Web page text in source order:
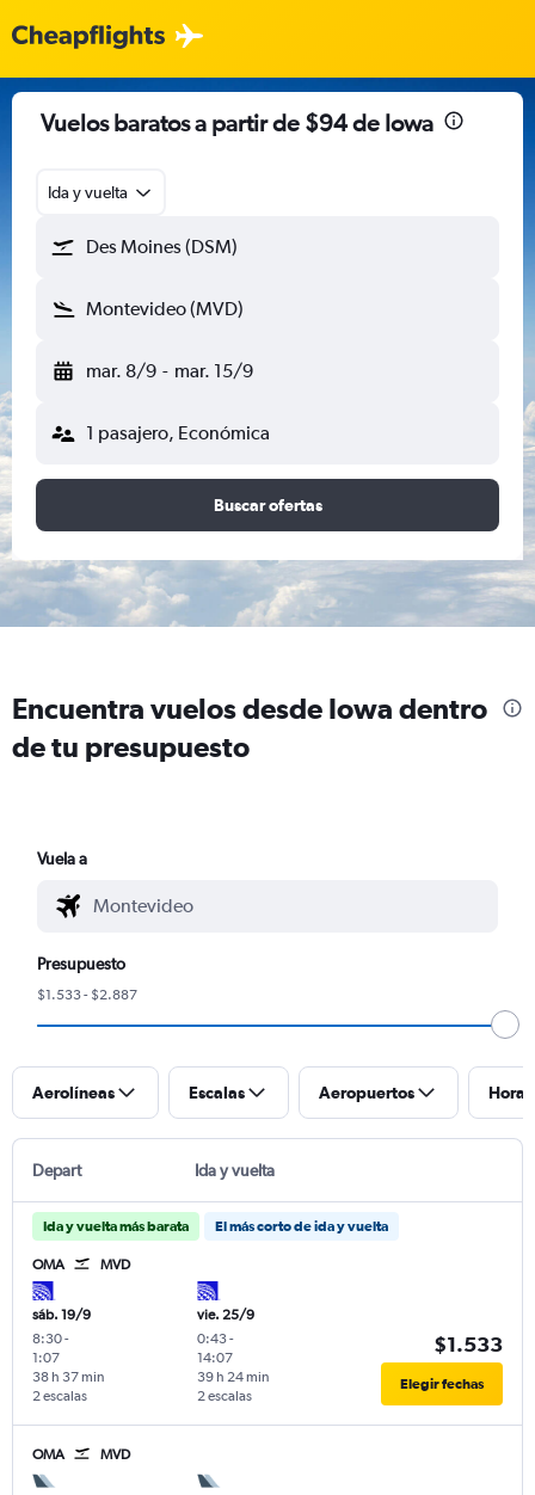
Vuelos baratos a partir de $94 de Iowa
Ida y vuelta
Des Moines (DSM)
Montevideo (MVD)
mar. 8/9 - mar. 15/9
1 pasajero, Económica
Buscar ofertas
Encuentra vuelos desde Iowa dentro
de tu presupuesto
Vuela a
Presupuesto
$1.533 - $2.887
Aerolíneas Escalas Aeropuertos
Depart Ida y vuelta
Ida y vuelta más barata El más corto de ida y vuelta
OMA MVD
sáb. 19/9
8:30-
1:07
2 escalas
38 h 37 min
vie. 25/9
0:43-
14:07
2 escalas
39 h 24 min
$1.533
Elegir fechas
OMA MVD